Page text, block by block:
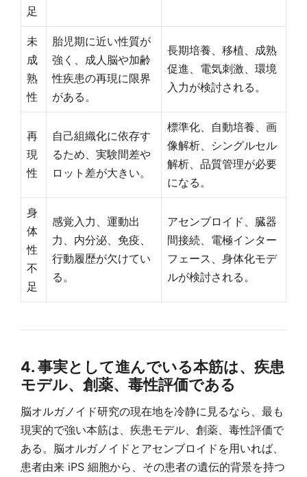
足
未
成
熟
性
胎児期に近い性質が
強く、成人脳や加齢
性疾患の再現に限界
がある。
長期培養、移植、成熟
促進、電気刺激、環境
入力が検討される。
再
現
性
自己組織化に依存す
るため、実験間差や
ロット差が大きい。
標準化、自動培養、画
像解析、シングルセル
解析、品質管理が必要
になる。
身
体
性
不
足
感覚入力、運動出
力、内分泌、免疫、
行動履歴が欠けてい
る。
アセンブロイド、臓器
間接続、電極インター
フェース、身体化モデ
ルが検討される。
4. 事実として進んでいる本筋は、疾患
モデル、創薬、毒性評価である
脳オルガノイド研究の現在地を冷静に見るなら、最も
現実的で強い本筋は、疾患モデル、創薬、毒性評価で
ある。脳オルガノイドとアセンブロイドを用いれば、
患者由来 iPS 細胞から、その患者の遺伝的背景を持つ